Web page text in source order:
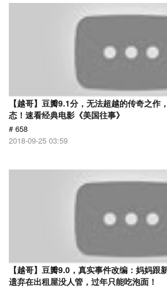
【越哥】豆瓣9.1分，无法超越的传奇之作
态！速看经典电影《美国往事》
# 658
2018-09-25 03:59
【越哥】豆瓣9.0，真实事件改编：妈妈跟
遗弃在出租屋没人管，过年只能吃泡面！